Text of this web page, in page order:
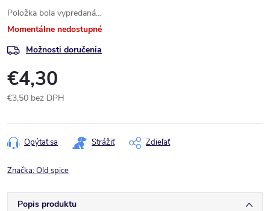
Položka bola vypredaná…
Momentálne nedostupné
Možnosti doručenia
€4,30
€3,50 bez DPH
cena:
Opýtať sa Strážiť Zdieľať
Značka:Old spice
Popis produktu